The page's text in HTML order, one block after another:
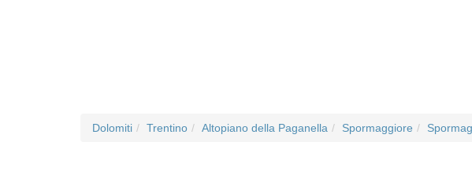
Dolomiti Trentino Altopiano della Paganella Spormaggiore